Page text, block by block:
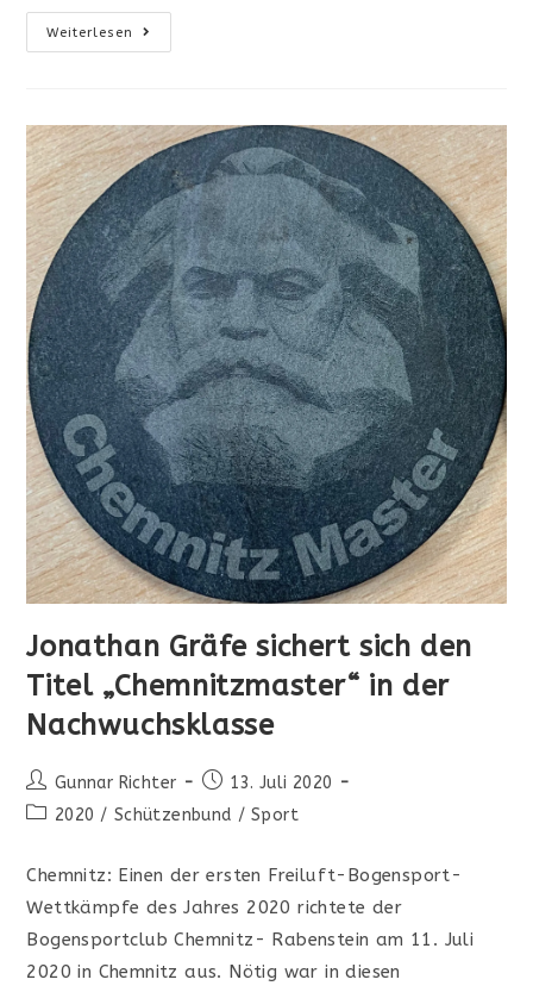
Weiterlesen
Mitgliederversammlung
2020
Jonathan Gräfe sichert sich den
Titel „Chemnitzmaster“ in der
Nachwuchsklasse
Beitrags-
Autor:
Gunnar Richter
Beitrag
veröffentlicht:
13. Juli 2020
Beitrags-
2020 / Schützenbund / Sport
Chemnitz: Einen der ersten Freiluft-Bogensport-
Wettkämpfe des Jahres 2020 richtete der
Bogensportclub Chemnitz- Rabenstein am 11. Juli
2020 in Chemnitz aus. Nötig war in diesen